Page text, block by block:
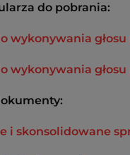
do pobrania:
wykonywania
wykonywania
i skonsolidowane